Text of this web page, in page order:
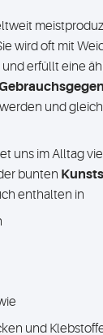
wird oft mit
erfüllt eine
und
uns im Alltag
bunten
enthalten in
und